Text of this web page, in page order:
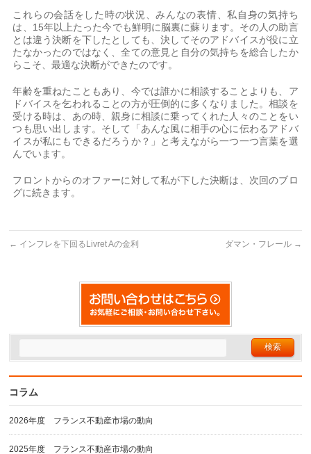
これらの会話をした時の状況、みんなの表情、私自身の気持ち
は、15年以上たった今でも鮮明に脳裏に蘇ります。その人の助言
とは違う決断を下したとしても、決してそのアドバイスが役に立
たなかったのではなく、全ての意見と自分の気持ちを総合したか
らこそ、最適な決断ができたのです。
年齢を重ねたこともあり、今では誰かに相談することよりも、ア
ドバイスを乞われることの方が圧倒的に多くなりました。相談を
受ける時は、あの時、親身に相談に乗ってくれた人々のことをい
つも思い出します。そして「あんな風に相手の心に伝わるアドバ
イスが私にもできるだろうか？」と考えながら一つ一つ言葉を選
んでいます。
フロントからのオファーに対して私が下した決断は、次回のブロ
グに続きます。
← インフレを下回るLivret Aの金利 ダマン・フレール →
コラム
2026年度 フランス不動産市場の動向
2025年度 フランス不動産市場の動向